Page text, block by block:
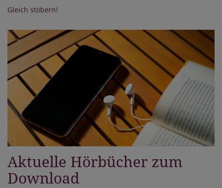
Gleich stöbern!
Aktuelle Hörbücher zum
Download